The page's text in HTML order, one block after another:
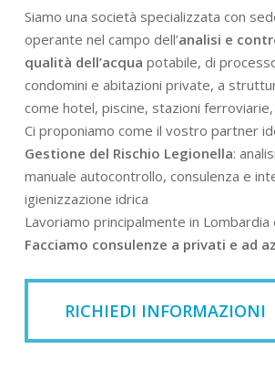
Siamo una società specializzata con
operante nel campo dell’analisi e
qualità dell’acqua potabile, di
condomini e abitazioni private, a
come hotel, piscine, stazioni
Ci proponiamo come il vostro partner
Gestione del Rischio Legionella:
manuale autocontrollo, consulenza e
igienizzazione idrica
Lavoriamo principalmente in Lombardia
Facciamo consulenze a privati e ad
RICHIEDI INFORMAZIONI